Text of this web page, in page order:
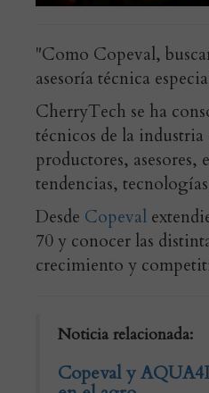
"Como Copeval,
asesoría técnica
CherryTech se ha
técnicos de la
productores, asesores,
tendencias,
Desde Copeval
70 y conocer las
crecimiento y
Noticia relacionada:
Copeval y